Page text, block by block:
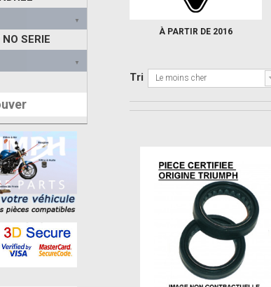
SERIE
À PARTIR DE 2016
Tri Le moins cher